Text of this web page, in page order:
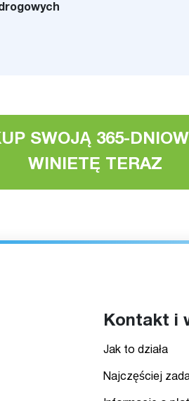
SWOJĄ 365-
WINIETĘ TERAZ
Kontakt i
Jak to działa
Najczęściej